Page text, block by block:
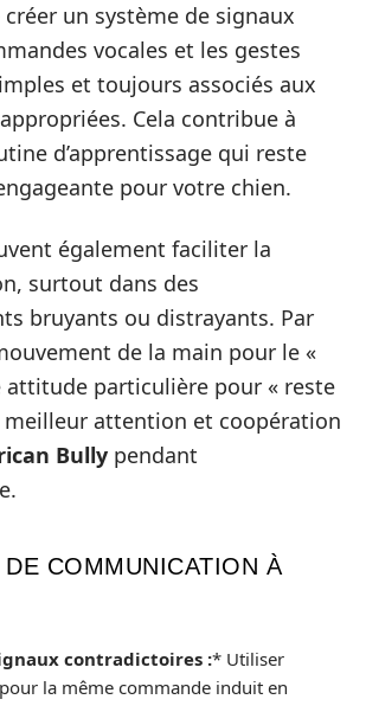
un système de signaux
vocales et les gestes
et toujours associés aux
Cela contribue à
d’apprentissage qui reste
pour votre chien.
également faciliter la
surtout dans des
bruyants ou distrayants. Par
de la main pour le «
attitude particulière pour « reste
meilleur attention et coopération
Bully pendant
DE COMMUNICATION À
contradictoires :* Utiliser
la même commande induit en